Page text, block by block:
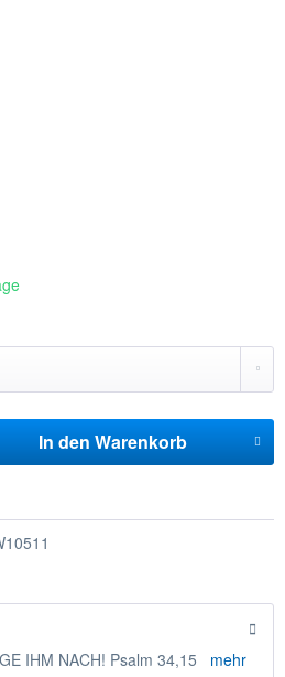
In den Warenkorb
IHM NACH! Psalm 34,15 mehr